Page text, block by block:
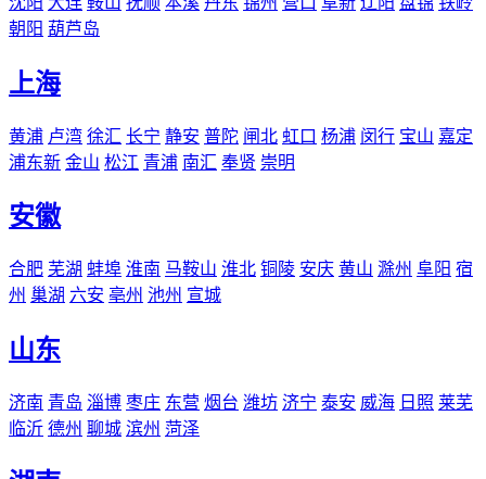
朝阳 葫芦岛
上海
黄浦 卢湾 徐汇 长宁 静安 普陀 闸北 虹口 杨浦 闵行 宝山 嘉定
浦东新 金山 松江 青浦 南汇 奉贤 崇明
安徽
合肥 芜湖 蚌埠 淮南 马鞍山 淮北 铜陵 安庆 黄山 滁州 阜阳 宿
州 巢湖 六安 亳州 池州 宣城
山东
济南 青岛 淄博 枣庄 东营 烟台 潍坊 济宁 泰安 威海 日照 莱芜
临沂 德州 聊城 滨州 菏泽